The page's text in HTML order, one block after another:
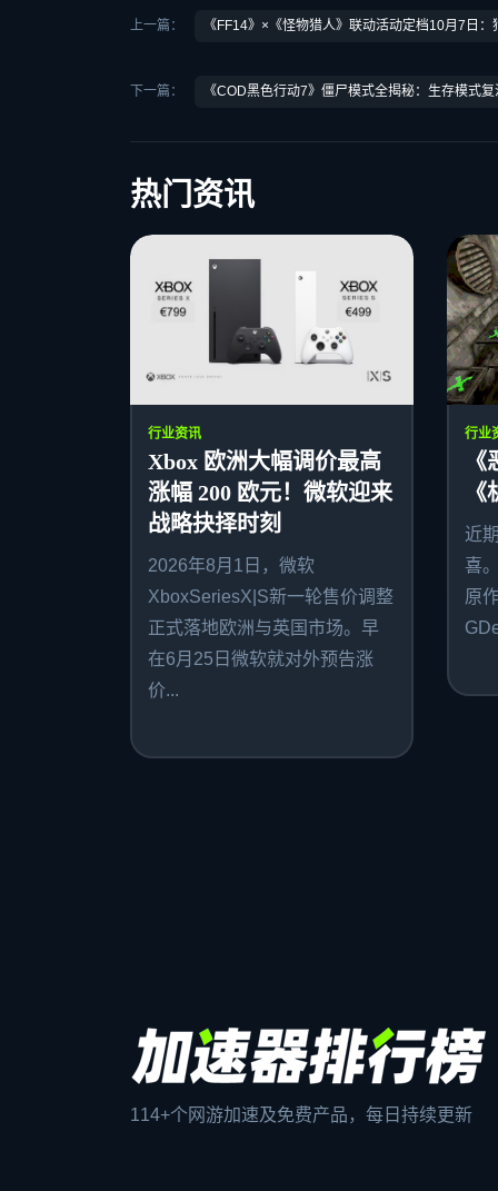
上一篇： 《FF14》×《怪物猎人》联动活动定档10月7日：
下一篇： 《COD黑色行动7》僵尸模式全揭秘：生存模式复
热门资讯
行业资讯
Xbox 欧洲大幅调价最高
涨幅 200 欧元！微软迎来
战略抉择时刻
2026年8月1日，微软
XboxSeriesX|S新一轮售价调整
正式落地欧洲与英国市场。早
在6月25日微软就对外预告涨
价...
行业
近
喜
原
114+个网游加速及免费产品，每日持续更新